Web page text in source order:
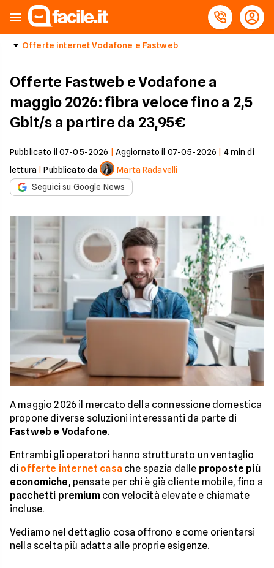
Offerte internet Vodafone e Fastweb
Offerte Fastweb e Vodafone a
maggio 2026: fibra veloce fino a 2,5
Gbit/s a partire da 23,95€
Pubblicato il 07-05-2026 Aggiornato il 07-05-2026 4min di
lettura |Pubblicato da
Marta Radavelli
Seguici su Google News
A maggio 2026 il mercato della connessione domestica
propone diverse soluzioni interessanti da parte di
Fastweb e Vodafone.
Entrambi gli operatori hanno strutturato un ventaglio
di offerte internet casache spazia dalle proposte più
economiche, pensate per chi è già cliente mobile, fino a
pacchetti premiumcon velocità elevate e chiamate
incluse.
Vediamo nel dettaglio cosa offrono e come orientarsi
nella scelta più adatta alle proprie esigenze.